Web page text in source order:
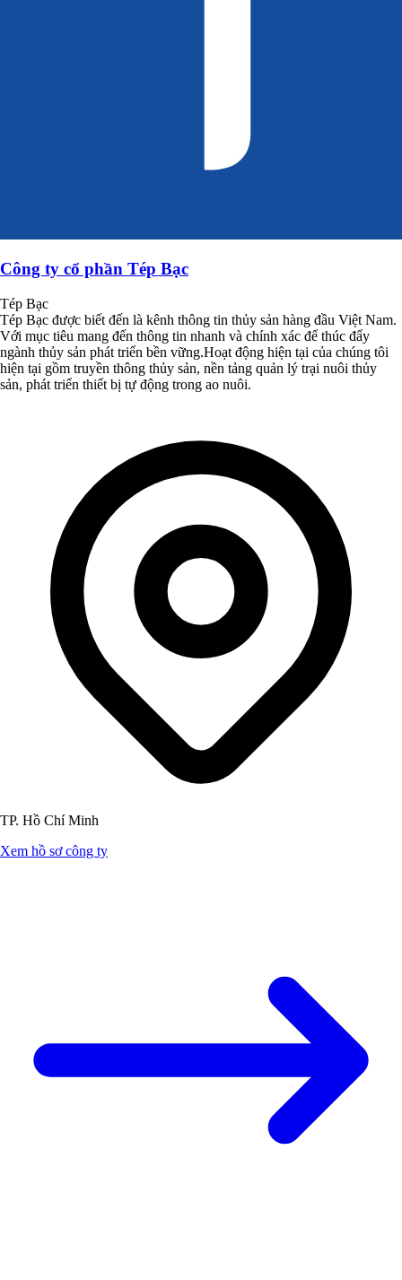
Công ty cổ phần Tép Bạc
Tép Bạc
Tép Bạc được biết đến là kênh thông tin thủy sản hàng đầu Việt Nam.
Với mục tiêu mang đến thông tin nhanh và chính xác để thúc đẩy
ngành thủy sản phát triển bền vững.Hoạt động hiện tại của chúng tôi
hiện tại gồm truyền thông thủy sản, nền tảng quản lý trại nuôi thủy
sản, phát triển thiết bị tự động trong ao nuôi.
TP. Hồ Chí Minh
Xem hồ sơ công ty